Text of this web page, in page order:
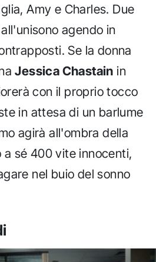
Amy e Charles. Due
agendo in
Se la donna
Jessica Chastain in
con il proprio tocco
in attesa di un barlume
agirà all'ombra della
sé 400 vite innocenti,
nel buio del sonno